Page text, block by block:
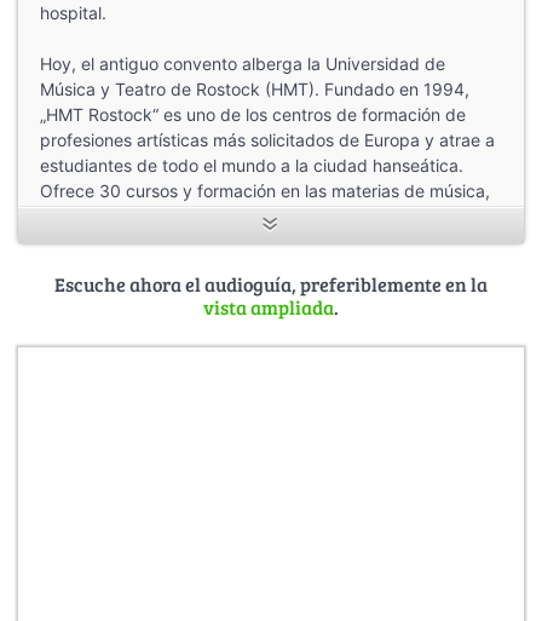
hospital.
Hoy, el antiguo convento alberga la Universidad de
Música y Teatro de Rostock (HMT). Fundado en 1994,
„HMT Rostock“ es uno de los centros de formación de
profesiones artísticas más solicitados de Europa y atrae a
estudiantes de todo el mundo a la ciudad hanseática.
Ofrece 30 cursos y formación en las materias de música,
interpretación, enseñanza de la música y el teatro, así
como musicología. Actualmente están matriculados 500
Con más de 300 conciertos públicos y representaciones
teatrales por año, esta universidad enriquece la vida
Escuche ahora el audioguía, preferiblemente en la
vista ampliada.